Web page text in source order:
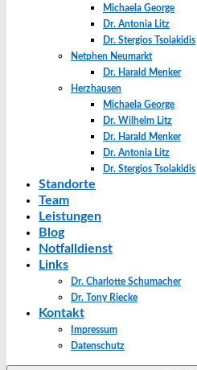
Michaela George
Dr. Antonia Litz
Dr. Stergios Tsolakidis
Netphen Neumarkt
Dr. Harald Menker
Herzhausen
Michaela George
Dr. Wilhelm Litz
Dr. Harald Menker
Dr. Antonia Litz
Dr. Stergios Tsolakidis
Standorte
Team
Leistungen
Blog
Notfalldienst
Links
Dr. Charlotte Schumacher
Dr. Tony Riecke
Kontakt
Impressum
Datenschutz